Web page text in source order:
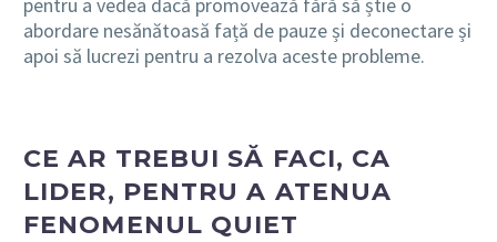
abordare nesănătoasă față de pauze și deconectare și
apoi să lucrezi pentru a rezolva aceste probleme.
CE AR TREBUI SĂ FACI, CA
LIDER, PENTRU A ATENUA
FENOMENUL QUIET